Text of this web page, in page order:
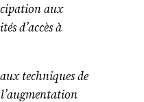
aux
d’accès à
techniques de